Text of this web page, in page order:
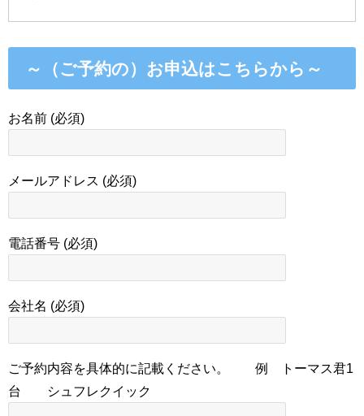
～（ご予約の）お申込はこちらから～
お名前 (必須)
メールアドレス (必須)
電話番号 (必須)
会社名 (必須)
ご予約内容を具体的に記載ください。 例 トーマス君1
台 シュフレクイック